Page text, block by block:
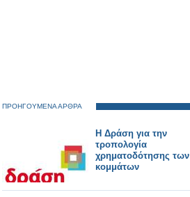
ΠΡΟΗΓΟΥΜΕΝΑ ΑΡΘΡΑ
Η Δράση για την
τροπολογία
χρηματοδότησης των
κομμάτων